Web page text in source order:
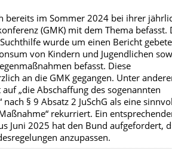
bereits im Sommer 2024 bei ihrer
(GMK) mit dem Thema befasst.
wurde um einen Bericht
von Kindern und Jugendlichen
befasst. Diese
an die GMK gegangen. Unter
„die Abschaffung des sogenannten
nach § 9 Absatz 2 JuSchG als eine
rekurriert. Ein
Juni 2025 hat den Bund aufgefordert,
anzupassen.